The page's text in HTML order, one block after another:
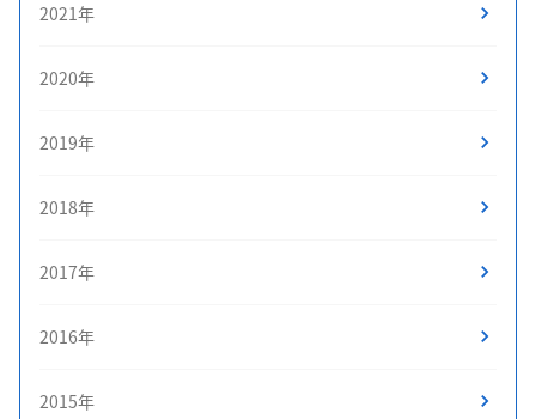
2021年
2020年
2019年
2018年
2017年
2016年
2015年